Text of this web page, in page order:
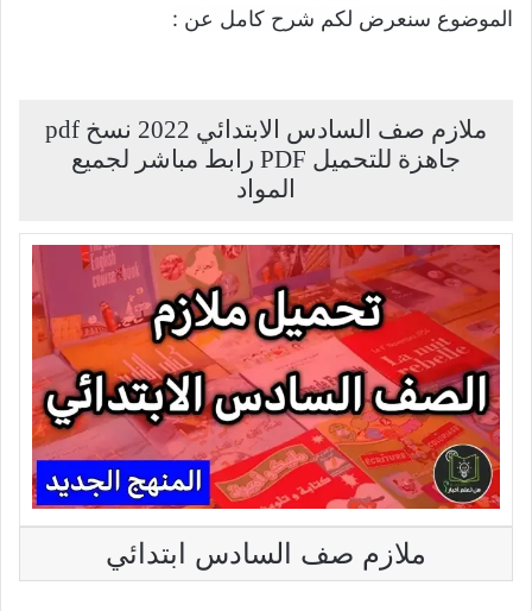
الموضوع سنعرض لكم شرح كامل عن :
ملازم صف السادس الابتدائي 2022 نسخ pdf
جاهزة للتحميل PDF رابط مباشر لجميع
المواد
ملازم صف السادس ابتدائي